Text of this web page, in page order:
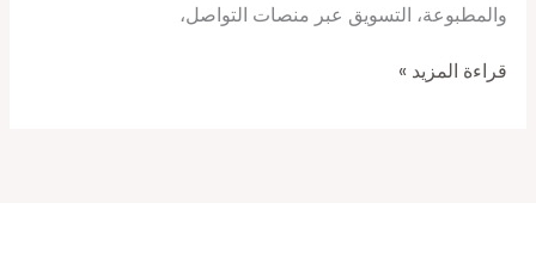
والمطبوعة، التسويق عبر منصات التواصل،
قراءة المزيد »